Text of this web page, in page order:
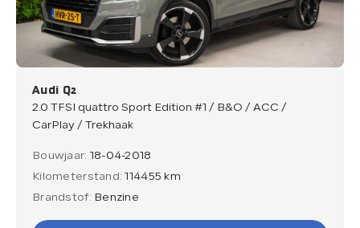
Verkocht
Contact
Direct contact
Direct contact
Audi Q2
2.0 TFSI quattro Sport Edition #1 / B&O / ACC /
CarPlay / Trekhaak
Bouwjaar: 18-04-2018
Kilometerstand:114455 km
Brandstof: Benzine